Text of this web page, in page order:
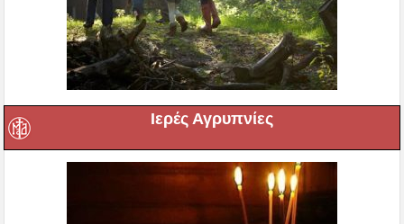
Ιερές Αγρυπνίες